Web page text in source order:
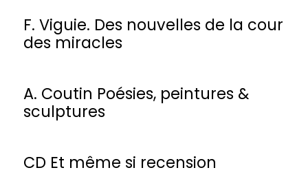
F. Viguie. Des nouvelles de la cour
des miracles
A. Coutin Poésies, peintures &
sculptures
CD Et même si recension